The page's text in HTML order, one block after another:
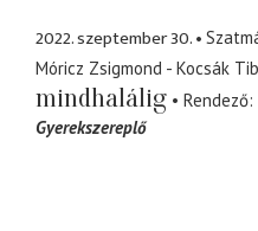
2022. szeptember 30.
Móricz Zsigmond - Kocsák
mindhalálig
Rendező
Gyerekszereplő